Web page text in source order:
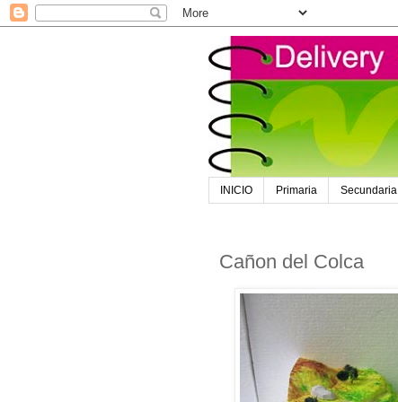
INICIO Primaria Secundaria
Cañon del Colca